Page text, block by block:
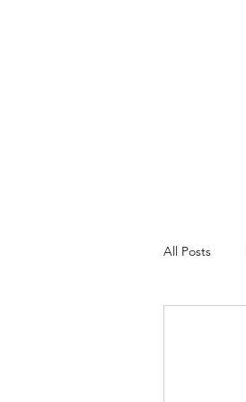
All Posts